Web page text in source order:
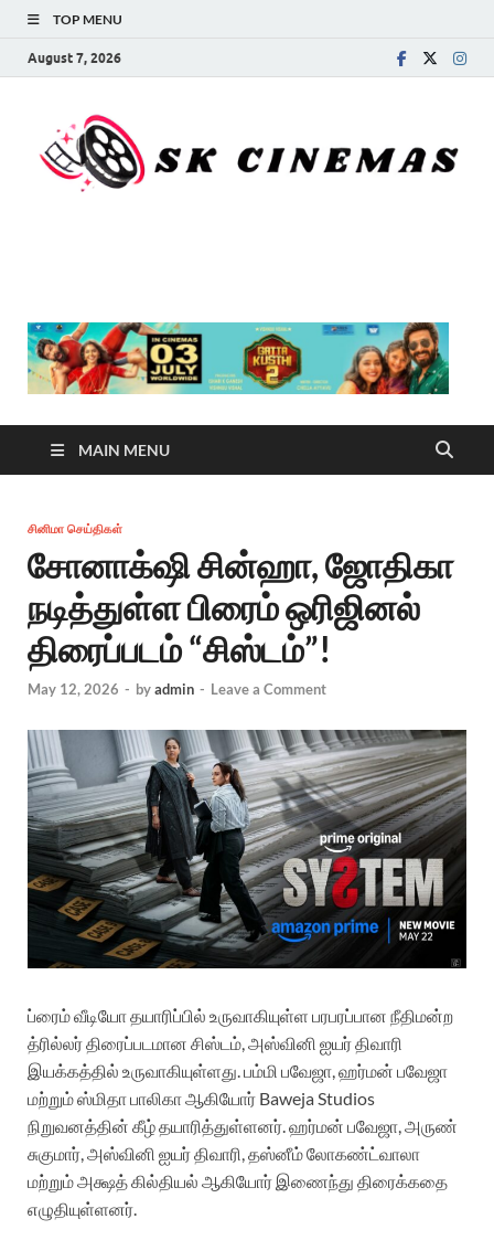
TOP MENU
August 7, 2026
MAIN MENU
சினிமா செய்திகள்
சோனாக்‌ஷி சின்ஹா, ஜோதிகா
நடித்துள்ள பிரைம் ஒரிஜினல்
திரைப்படம் “சிஸ்டம்”!
May 12, 2026 - byadmin - Leave a Comment
ப்ரைம் வீடியோ தயாரிப்பில் உருவாகியுள்ள பரபரப்பான நீதிமன்ற
த்ரில்லர் திரைப்படமான சிஸ்டம், அஸ்வினி ஐயர் திவாரி
இயக்கத்தில் உருவாகியுள்ளது. பம்மி பவேஜா, ஹர்மன் பவேஜா
மற்றும் ஸ்மிதா பாலிகா ஆகியோர் Baweja Studios
நிறுவனத்தின் கீழ் தயாரித்துள்ளனர். ஹர்மன் பவேஜா, அருண்
சுகுமார், அஸ்வினி ஐயர் திவாரி, தஸ்னீம் லோகண்ட்வாலா
மற்றும் அக்ஷத் கில்தியல் ஆகியோர் இணைந்து திரைக்கதை
எழுதியுள்ளனர்.